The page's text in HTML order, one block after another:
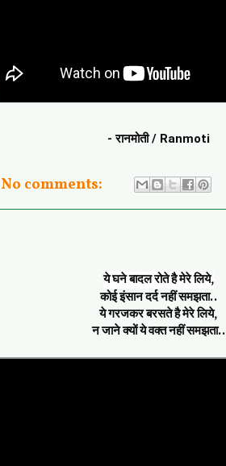
- रानमोती / Ranmoti
No comments:
ये घने बादल रोते है मेरे लिये,
कोई इंसान दर्द नहीं समझता..
ये गरजकर बरसते है मेरे लिये,
न जाने क्यों ये वक्त नहीं समझता..